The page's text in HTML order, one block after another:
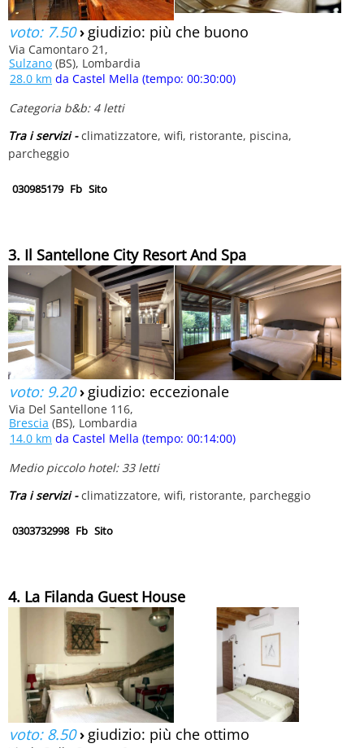
voto: 7.50› giudizio: più che buono
Via Camontaro 21,
Sulzano (BS), Lombardia
28.0 km da Castel Mella (tempo: 00:30:00)
Categoria b&b: 4 letti
Tra i servizi -climatizzatore, wifi, ristorante, piscina,
parcheggio
030985179 Fb Sito
3. Il Santellone City Resort And Spa
voto: 9.20› giudizio: eccezionale
Via Del Santellone 116,
Brescia (BS), Lombardia
14.0 km da Castel Mella (tempo: 00:14:00)
Medio piccolo hotel: 33 letti
Tra i servizi -climatizzatore, wifi, ristorante, parcheggio
0303732998 Fb Sito
4. La Filanda Guest House
voto: 8.50› giudizio: più che ottimo